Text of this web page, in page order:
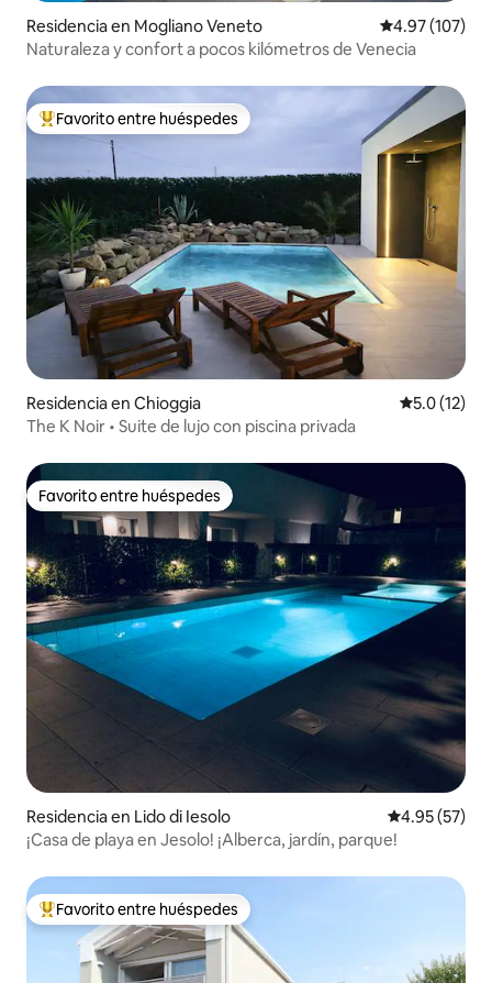
Residencia en Mogliano Veneto Calificación
4.97 (107)
Naturaleza y confort a pocos kilómetros de Venecia
De los mejores en Favorito entre huéspedes
Favorito entre huéspedes
Residencia en Chioggia Calificación
5.0 (12)
The K Noir • Suite de lujo con piscina privada
Favorito entre huéspedes
Favorito entre huéspedes
Residencia en Lido di Iesolo Calificación
4.95 (57)
¡Casa de playa en Jesolo! ¡Alberca, jardín, parque!
De los mejores en Favorito entre huéspedes
Favorito entre huéspedes